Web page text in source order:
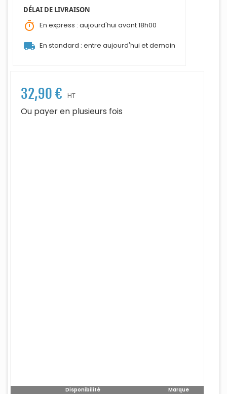
DÉLAI DE LIVRAISON
timer En express : aujourd'hui avant 18h00
local_shipping En standard : entre aujourd'hui et demain
32,90 € HT
Ou payer en plusieurs fois
Disponibilité Marque